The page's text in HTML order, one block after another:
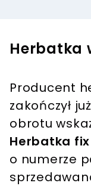
Herbatka
Producent
zakończył
obrotu
Herbatka
o numerze